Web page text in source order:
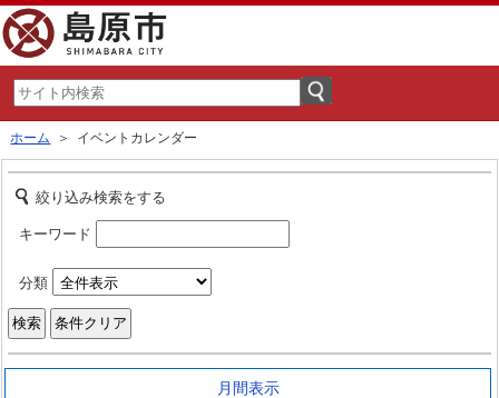
ホーム ＞ イベントカレンダー
絞り込み検索をする
キーワード
分類
月間表示